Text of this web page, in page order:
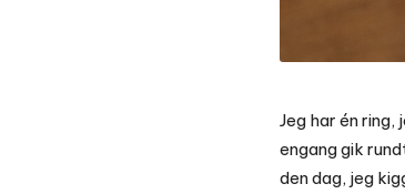
Jeg har én
engang gik
den dag, jeg